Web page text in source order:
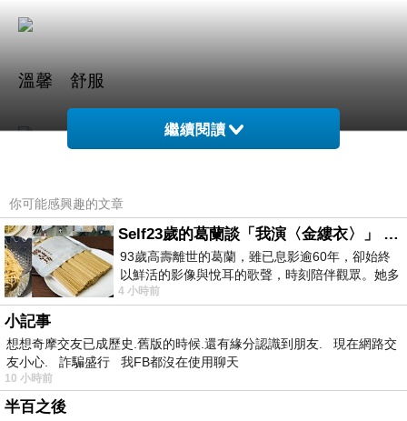
溫馨 舒服
很適合聚餐的好地方
繼續閱讀
你可能感興趣的文章
Self23歲的葛蘭談「我演〈金縷衣〉」 #戀上老電影 #粟子 #葛蘭
93歲高壽離世的葛蘭，雖已息影逾60年，卻始終
以鮮活的影像與悅耳的歌聲，時刻陪伴觀眾。她多
才多藝、陽光開朗的形象，不僅保留在電影
4 小時前
小記事
想想奇摩交友已成歷史.舊版的時候.還有緣分認識到朋友. 現在網路交
友小心. 詐騙盛行 我FB都沒在使用聊天
10 小時前
半百之後